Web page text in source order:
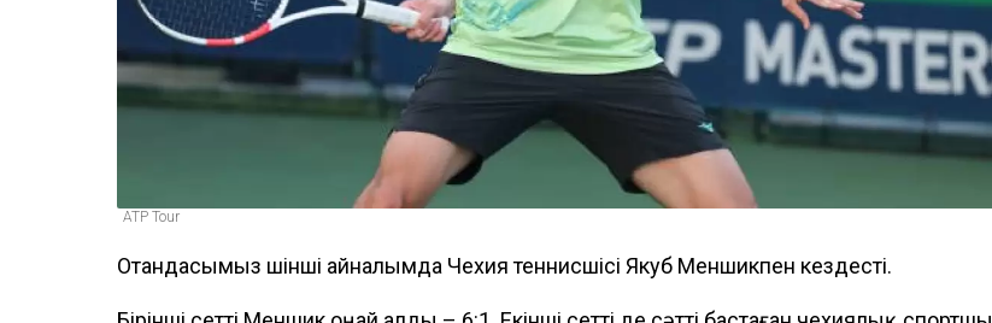
ATP Tour
Отандасымыз үшінші айналымда Чехия теннисшісі Якуб Меншикпен кездесті.